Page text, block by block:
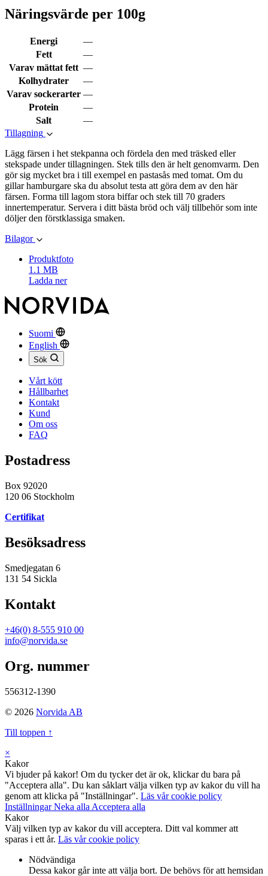
Näringsvärde per 100g
Energi
—
Fett
—
Varav mättat fett —
Kolhydrater
—
Varav sockerarter —
Protein
—
Salt
—
Tillagning
Lägg färsen i het stekpanna och fördela den med träsked eller
stekspade under tillagningen. Stek tills den är helt genomvarm. Den
gör sig mycket bra i till exempel en pastasås med tomat. Om du
gillar hamburgare ska du absolut testa att göra dem av den här
färsen. Forma till lagom stora biffar och stek till 70 graders
innertemperatur. Servera i ditt bästa bröd och välj tillbehör som inte
döljer den förstklassiga smaken.
Bilagor
Produktfoto
1.1 MB
Ladda ner
Suomi
English
Sök
Vårt kött
Hållbarhet
Kontakt
Kund
Om oss
FAQ
Postadress
Box 92020
120 06 Stockholm
Certifikat
Besöksadress
Smedjegatan 6
131 54 Sickla
Kontakt
+46(0) 8-555 910 00
info@norvida.se
Org. nummer
556312-1390
© 2026 Norvida AB
Till toppen ↑
×
Kakor
Vi bjuder på kakor! Om du tycker det är ok, klickar du bara på
"Acceptera alla". Du kan såklart välja vilken typ av kakor du vill ha
genom att klicka på "Inställningar". Läs vår cookie policy
InställningarNeka alla Acceptera alla
Kakor
Välj vilken typ av kakor du vill acceptera. Ditt val kommer att
sparas i ett år. Läs vår cookie policy
Nödvändiga
Dessa kakor går inte att välja bort. De behövs för att hemsidan